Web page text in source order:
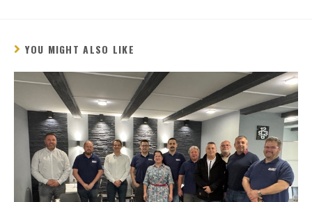
YOU MIGHT ALSO LIKE